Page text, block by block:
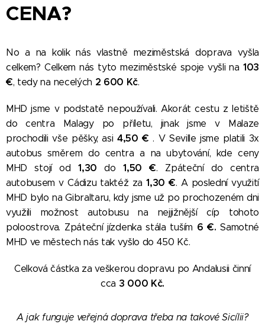
CENA?
No a na kolik nás vlastně meziměstská doprava vyšla
celkem? Celkem nás tyto meziměstské spoje vyšli na 103
€, tedyna necelých 2 600 Kč.
MHD jsme v podstatě nepoužívali. Akorát cestu z letiště
do centra Malagy po příletu, jinak jsme v Malaze
prochodili vše pěšky, asi4,50 € . V Seville jsme platili 3x
autobus směrem do centra a na ubytování, kde ceny
MHD stojí od1,30 do1,50 €. Zpáteční do centra
autobusem vCádizu taktéž za1,30 €. A poslední využití
MHD bylo na Gibraltaru, kdy jsme už po prochozeném dni
využili možnost autobusu na nejjižnější cíp tohoto
poloostrova. Zpáteční jízdenka stála tuším 6 €.Samotné
MHD ve městech nás tak vyšlo do 450 Kč.
Celková částka za veškerou dopravu po Andalusii činní
cca 3 000 Kč.
A jak funguje veřejná doprava třeba na takové Sicílii?